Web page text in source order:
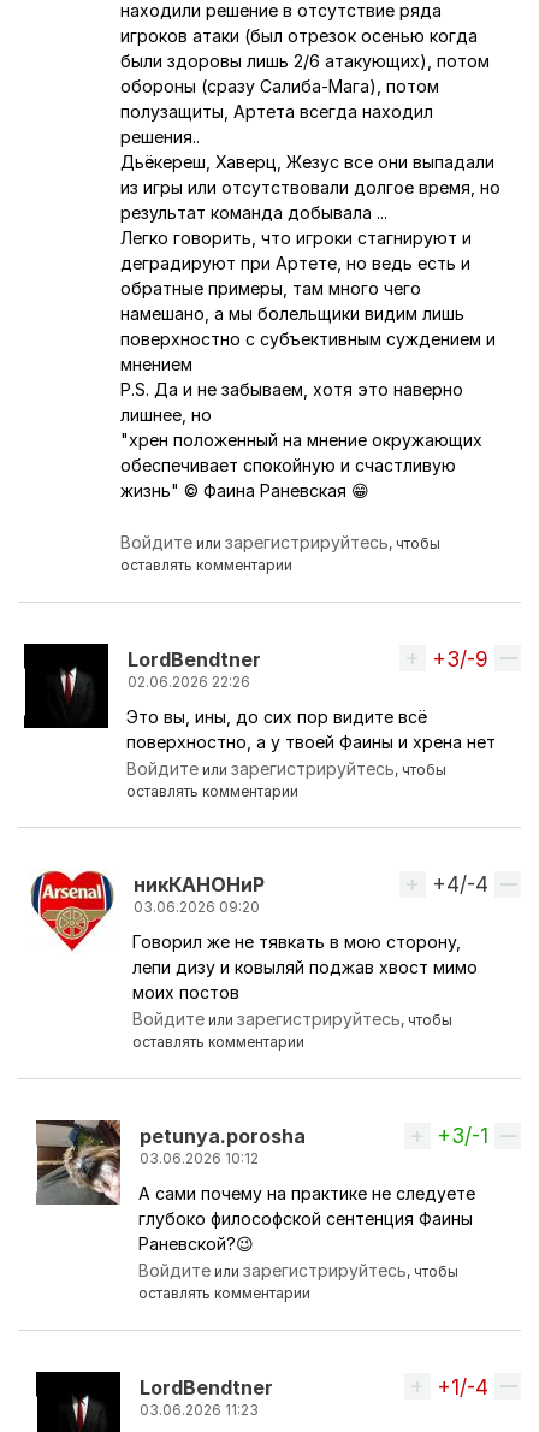
находили решение в отсутствие ряда
игроков атаки (был отрезок осенью когда
были здоровы лишь 2/6 атакующих), потом
обороны (сразу Салиба-Мага), потом
полузащиты, Артета всегда находил
решения..
Дьёкереш, Хаверц, Жезус все они выпадали
из игры или отсутствовали долгое время, но
результат команда добывала ...
Легко говорить, что игроки стагнируют и
деградируют при Артете, но ведь есть и
обратные примеры, там много чего
намешано, а мы болельщики видим лишь
поверхностно с субъективным суждением и
мнением
P.S. Да и не забываем, хотя это наверно
лишнее, но
"хрен положенный на мнение окружающих
обеспечивает спокойную и счастливую
жизнь" © Фаина Раневская 😁
Войдите илизарегистрируйтесь, чтобы
оставлять комментарии
LordBendtner
02.06.2026 22:26
Ответ на комментарий пользователя
Вверх
+3/-9
Это вы, ины, до сих пор видите всё
поверхностно, а у твоей Фаины и хрена нет
Войдите илизарегистрируйтесь, чтобы
оставлять комментарии
никКАНОНиР
03.06.2026 09:20
Ответ на комментарий пользователя
Вверх
+4/-4
Говорил же не тявкать в мою сторону,
лепи дизу и ковыляй поджав хвост мимо
моих постов
Войдите илизарегистрируйтесь, чтобы
оставлять комментарии
petunya.porosha
03.06.2026 10:12
Ответ на комментарий пользователя
Вверх
+3/-1
А сами почему на практике не следуете
глубоко философской сентенция Фаины
Раневской?😉
Войдите илизарегистрируйтесь, чтобы
оставлять комментарии
LordBendtner
03.06.2026 11:23
Вверх
+1/-4